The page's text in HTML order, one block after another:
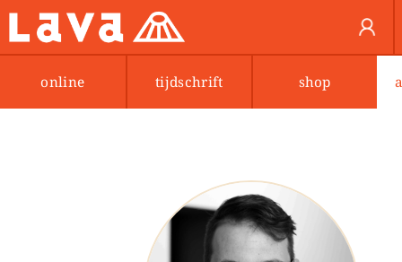
online tijdschrift shop